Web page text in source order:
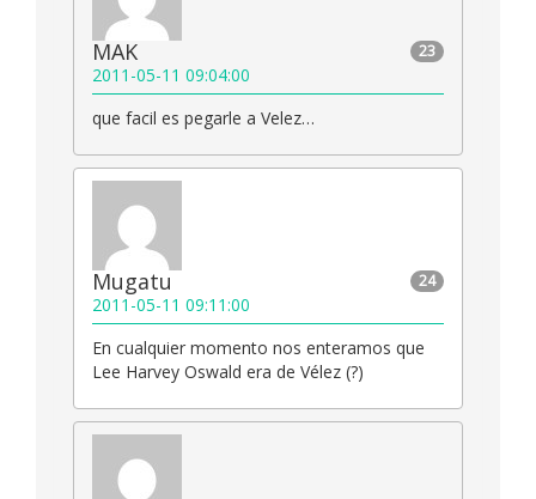
23
MAK
2011-05-11 09:04:00
que facil es pegarle a Velez…
24
Mugatu
2011-05-11 09:11:00
En cualquier momento nos enteramos que
Lee Harvey Oswald era de Vélez (?)